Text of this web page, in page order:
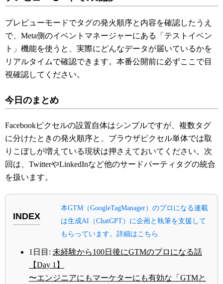
プレビューモードでタグの発火順序と内容を確認したうえ
で、Meta側のイベントマネージャーにある「テストイベン
ト」機能を使うと、実際にどんなデータが届いているかを
リアルタイムで確認できます。本番公開前に必ずここで目
視確認してください。
今日のまとめ
Facebookピクセルの設置自体はシンプルですが、複数タグ
に分けたときの発火順序と、ブラウザピクセル単体では取
りこぼしが増えている現状は押さえておいてください。次
回は、TwitterやLinkedInなど他のサードパーティタグの統合
を扱います。
INDEX
本GTM（GoogleTagManager）のプロになる連載
は生成AI（ChatGPT）に企画と執筆を支援して
もらっています。詳細はこちら
1日目: 未経験から100日後にGTMのプロになる話
【Day 1】
〜エンジニアにもマーケターにも有効な「GTMと